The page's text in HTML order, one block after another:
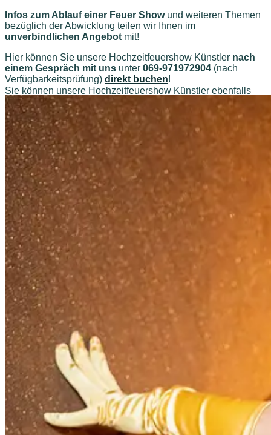
Infos zum Ablauf einer Feuer Showund weiteren Themen
bezüglich der Abwicklung teilen wir Ihnen im
unverbindlichen Angebot mit!
Hier können Sie unsere Hochzeitfeuershow Künstler nach
einem Gespräch mit uns unter 069-971972904 (nach
Verfügbarkeitsprüfung) direkt buchen!
Sie können unsere Hochzeitfeuershow Künstler ebenfalls
buchen für weitere
Einsatz Orte
Weitere Hochzeitfeuershow Künstler…
Feuershows-buchen.com
Büro / Office 24H:
069-971972904 oder
Mobil: 0177-8534542
Feuershows bundesweit buchen…
Datenschutz
Copyright 2022
Jetzt anrufen!